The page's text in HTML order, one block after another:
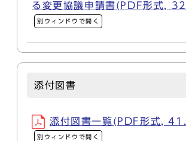
る変更協議申請書(PDF形式,
別ウィンドウで開く
添付図書
添付図書一覧(PDF形式,
別ウィンドウで開く